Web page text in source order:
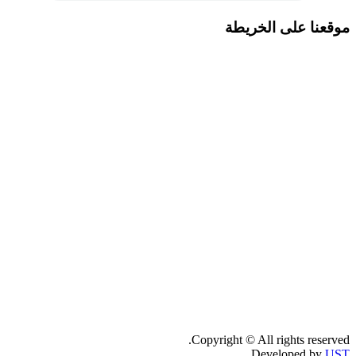
موقعنا على الخريطة
Copyright © All rights reserved.